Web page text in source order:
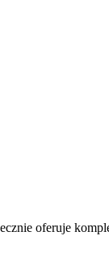
oferuje